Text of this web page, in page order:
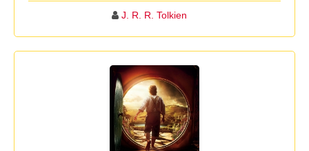
J. R. R. Tolkien